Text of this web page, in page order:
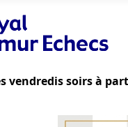
vendredis soirs à